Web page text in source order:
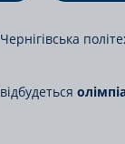
відбудеться